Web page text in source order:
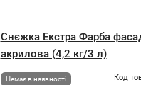
Снєжка Екстра Фарба
акрилова (4,2 кг/3 л)
Немає в наявності Код